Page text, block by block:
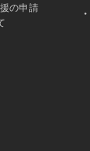
の申請